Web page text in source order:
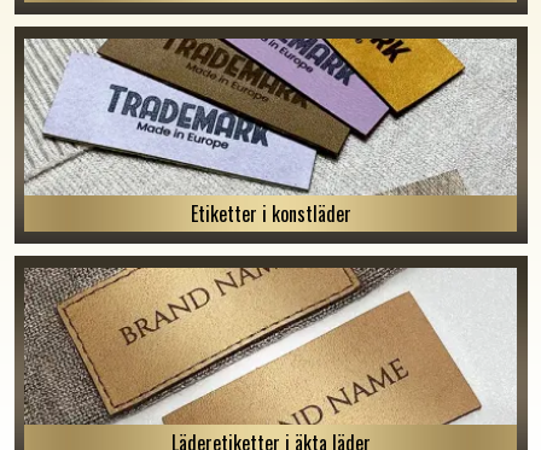
Etiketter i konstläder
Läderetiketter i äkta läder